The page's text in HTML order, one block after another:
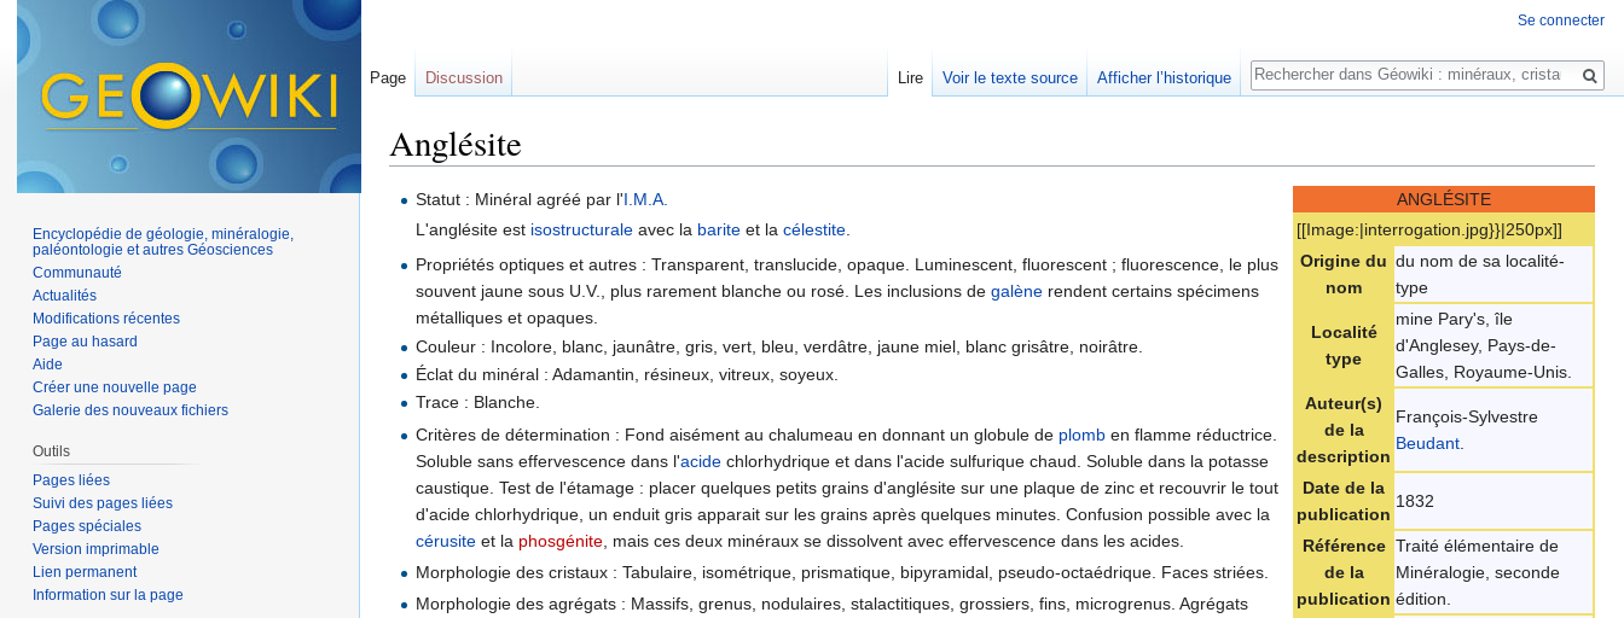
Anglésite
ANGLÉSITE
[[Image:|interrogation.jpg}}|250px]]
Origine du
nom
du nom de sa localité-
type
Localité
type
mine Pary's, île
d'Anglesey, Pays-de-
Galles, Royaume-Unis.
Auteur(s)
de la
description
François-Sylvestre
Beudant.
Date de la
publication
1832
Référence
de la
publication
Traité élémentaire de
Minéralogie, seconde
édition.
Statut : Minéral agréé par l'I.M.A.
L'anglésite est isostructurale avec la barite et lacélestite.
Propriétés optiques et autres : Transparent, translucide, opaque. Luminescent, fluorescent ; fluorescence, le plus
souvent jaune sous U.V., plus rarement blanche ou rosé. Les inclusions degalène rendent certains spécimens
métalliques et opaques.
Couleur : Incolore, blanc, jaunâtre, gris, vert, bleu, verdâtre, jaune miel, blanc grisâtre, noirâtre.
Éclat du minéral : Adamantin, résineux, vitreux, soyeux.
Trace : Blanche.
Critères de détermination : Fond aisément au chalumeau en donnant un globule de plomb en flamme réductrice.
Soluble sans effervescence dans l'acide chlorhydrique et dans l'acide sulfurique chaud. Soluble dans la potasse
caustique. Test de l'étamage : placer quelques petits grains d'anglésite sur une plaque de zinc et recouvrir le tout
d'acide chlorhydrique, un enduit gris apparait sur les grains après quelques minutes. Confusion possible avec la
cérusite et la phosgénite , mais ces deux minéraux se dissolvent avec effervescence dans les acides.
Morphologie des cristaux : Tabulaire, isométrique, prismatique, bipyramidal, pseudo-octaédrique. Faces striées.
Morphologie des agrégats : Massifs, grenus, nodulaires, stalactitiques, grossiers, fins, microgrenus. Agrégats
Se connecter
Page Discussion Lire Voir le texte source Afficher l’historique
Rechercher
Encyclopédie de géologie, minéralogie,
paléontologie et autres Géosciences
Communauté
Actualités
Modifications récentes
Page au hasard
Aide
Créer une nouvelle page
Galerie des nouveaux fichiers
Outils
Pages liées
Suivi des pages liées
Pages spéciales
Version imprimable
Lien permanent
Information sur la page